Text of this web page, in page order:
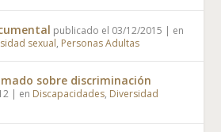
publicado el 03/12/2015 | en
sexual, Personas Adultas
sobre discriminación
| en Discapacidades, Diversidad